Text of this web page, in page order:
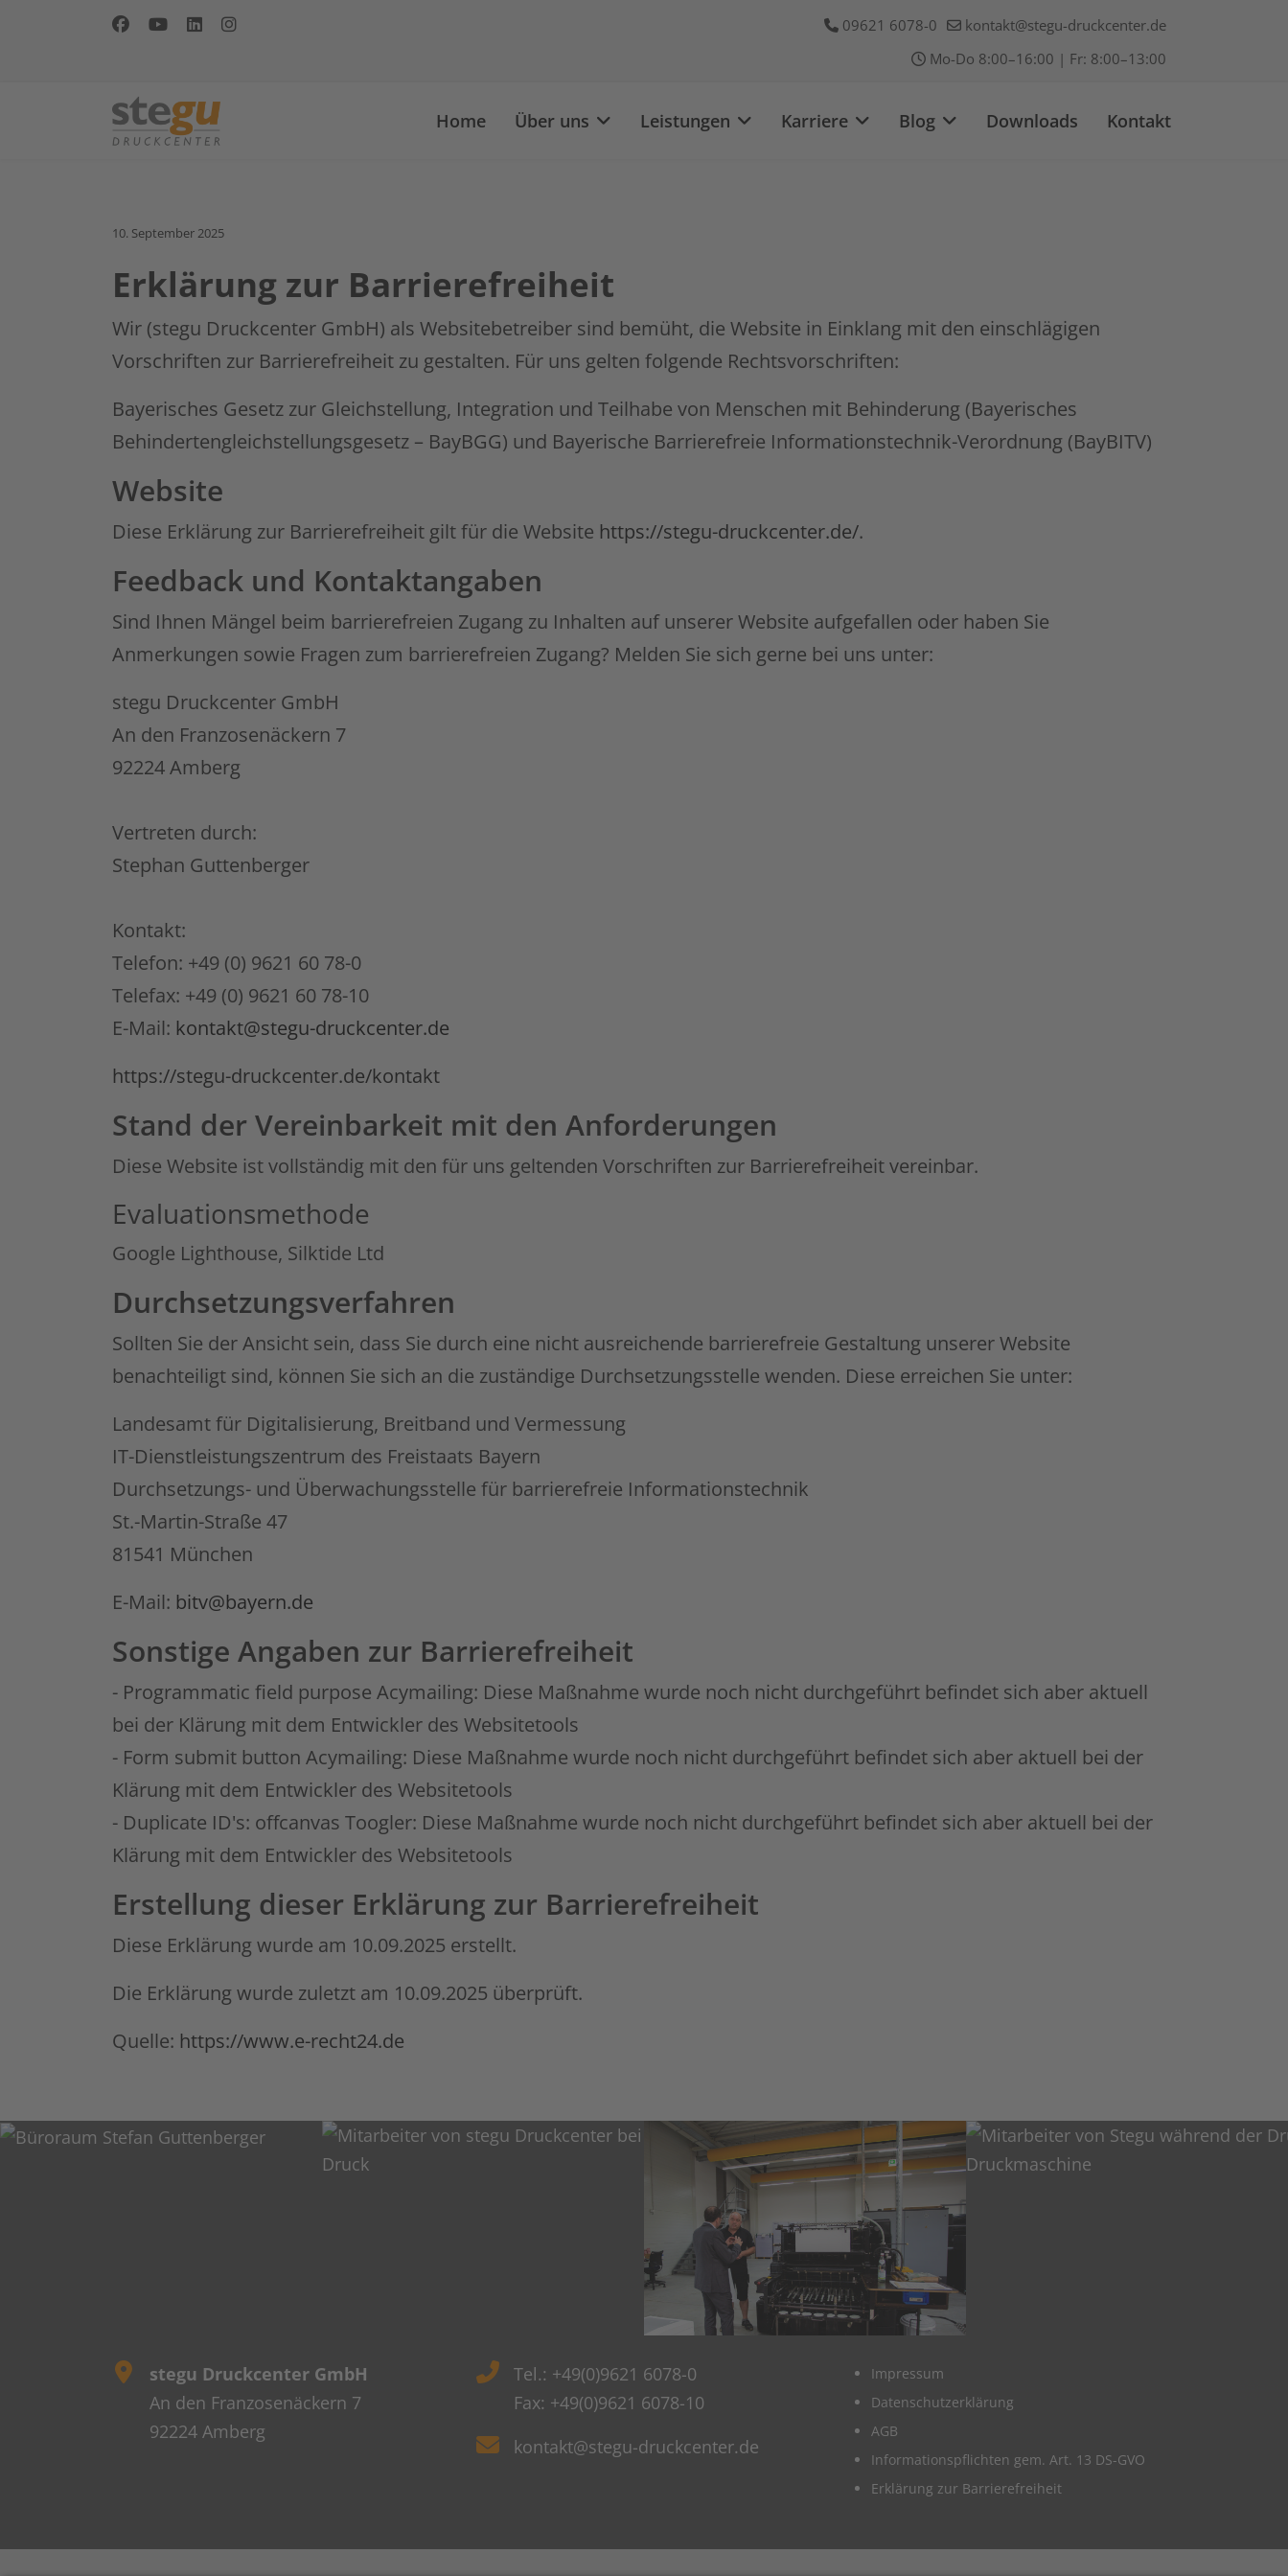
09621 6078-0
kontakt@stegu-druckcenter.de
Mo-Do 8:00–16:00 | Fr: 8:00–13:00
Home Über uns Leistungen Karriere Blog Downloads Kontakt
10. September 2025
Erklärung zur Barrierefreiheit
Wir (stegu Druckcenter GmbH) als Websitebetreiber sind bemüht, die Website in Einklang mit den einschlägigen
Vorschriften zur Barrierefreiheit zu gestalten. Für uns gelten folgende Rechtsvorschriften:
Bayerisches Gesetz zur Gleichstellung, Integration und Teilhabe von Menschen mit Behinderung (Bayerisches
Behindertengleichstellungsgesetz – BayBGG) und Bayerische Barrierefreie Informationstechnik-Verordnung (BayBITV)
Website
Diese Erklärung zur Barrierefreiheit gilt für die Website https://stegu-druckcenter.de/.
Feedback und Kontaktangaben
Sind Ihnen Mängel beim barrierefreien Zugang zu Inhalten auf unserer Website aufgefallen oder haben Sie
Anmerkungen sowie Fragen zum barrierefreien Zugang? Melden Sie sich gerne bei uns unter:
stegu Druckcenter GmbH
An den Franzosenäckern 7
92224 Amberg
Vertreten durch:
Stephan Guttenberger
Kontakt:
Telefon: +49 (0) 9621 60 78-0
Telefax: +49 (0) 9621 60 78-10
E-Mail: kontakt@stegu-druckcenter.de
https://stegu-druckcenter.de/kontakt
Stand der Vereinbarkeit mit den Anforderungen
Diese Website ist vollständig mit den für uns geltenden Vorschriften zur Barrierefreiheit vereinbar.
Evaluationsmethode
Google Lighthouse, Silktide Ltd
Durchsetzungsverfahren
Sollten Sie der Ansicht sein, dass Sie durch eine nicht ausreichende barrierefreie Gestaltung unserer Website
benachteiligt sind, können Sie sich an die zuständige Durchsetzungsstelle wenden. Diese erreichen Sie unter:
Landesamt für Digitalisierung, Breitband und Vermessung
IT-Dienstleistungszentrum des Freistaats Bayern
Durchsetzungs- und Überwachungsstelle für barrierefreie Informationstechnik
St.-Martin-Straße 47
81541 München
E-Mail: bitv@bayern.de
Sonstige Angaben zur Barrierefreiheit
- Programmatic field purpose Acymailing: Diese Maßnahme wurde noch nicht durchgeführt befindet sich aber aktuell
bei der Klärung mit dem Entwickler des Websitetools
- Form submit button Acymailing: Diese Maßnahme wurde noch nicht durchgeführt befindet sich aber aktuell bei der
Klärung mit dem Entwickler des Websitetools
- Duplicate ID's: offcanvas Toogler: Diese Maßnahme wurde noch nicht durchgeführt befindet sich aber aktuell bei der
Klärung mit dem Entwickler des Websitetools
Erstellung dieser Erklärung zur Barrierefreiheit
Diese Erklärung wurde am 10.09.2025 erstellt.
Die Erklärung wurde zuletzt am 10.09.2025 überprüft.
Quelle: https://www.e-recht24.de
stegu Druckcenter GmbH
An den Franzosenäckern 7
92224 Amberg
Tel.: +49(0)9621 6078-0
Fax: +49(0)9621 6078-10
kontakt@stegu-druckcenter.de
Impressum
Datenschutzerklärung
AGB
Informationspflichten gem. Art. 13 DS-GVO
Erklärung zur Barrierefreiheit